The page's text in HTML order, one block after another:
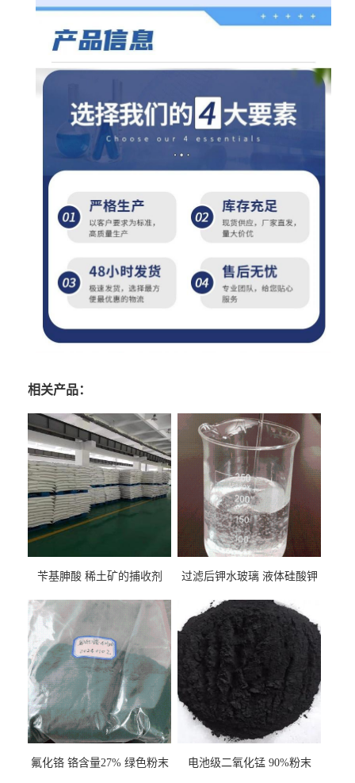
相关产品：
苄基胂酸 稀土矿的捕收剂 过滤后钾水玻璃 液体硅酸钾
氟化铬 铬含量27% 绿色粉末 电池级二氧化锰 90%粉末